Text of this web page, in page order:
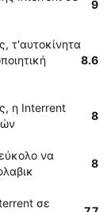
9
τ'αυτοκίνητα
8.6
η Interrent
8
να
8
σε